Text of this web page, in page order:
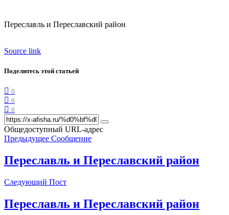
Переславль и Переславский район
Source link
Поделитесь этой статьей
0
0
0
Общедоступный URL-адрес
Предыдущее Сообщение
Переславль и Переславский район
Следующий Пост
Переславль и Переславский район